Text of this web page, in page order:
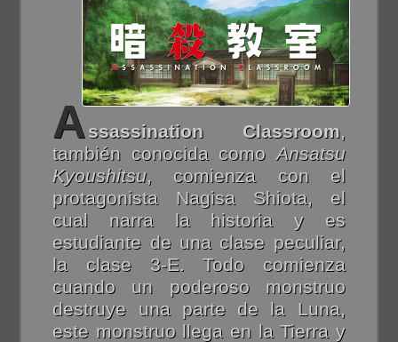
Assassination Classroom,
también conocida como Ansatsu
Kyoushitsu, comienza con el
protagonista Nagisa Shiota, el
cual narra la historia y es
estudiante de una clase peculiar,
la clase 3-E. Todo comienza
cuando un poderoso monstruo
destruye una parte de la Luna,
este monstruo llega en la Tierra y